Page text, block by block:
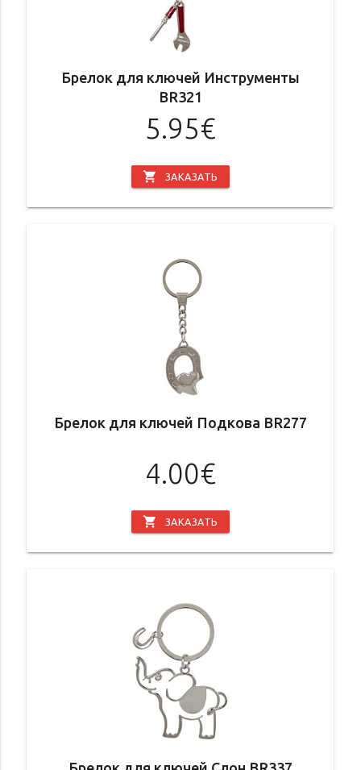
Брелок для ключей Инструменты
BR321
5.95€
shopping_cart ЗАКАЗАТЬ
Брелок для ключей Подкова BR277
4.00€
shopping_cart ЗАКАЗАТЬ